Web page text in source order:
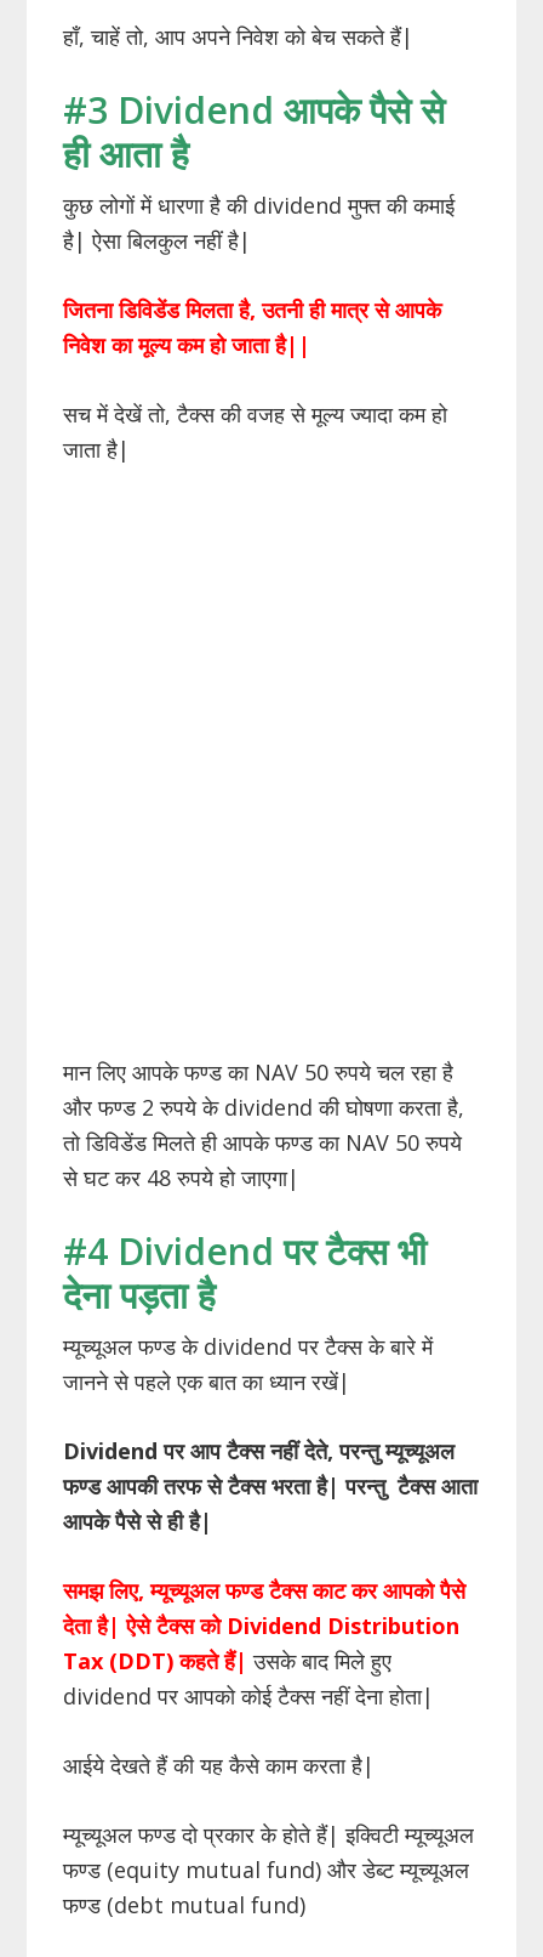
हाँ, चाहें तो, आप अपने निवेश को बेच सकते हैं|
#3 Dividend आपके पैसे से
ही आता है
कुछ लोगों में धारणा है की dividend मुफ्त की कमाई
है| ऐसा बिलकुल नहीं है|
जितना डिविडेंड मिलता है, उतनी ही मात्र से आपके
निवेश का मूल्य कम हो जाता है||
सच में देखें तो, टैक्स की वजह से मूल्य ज्यादा कम हो
जाता है|
मान लिए आपके फण्ड का NAV 50 रुपये चल रहा है
और फण्ड 2 रुपये के dividend की घोषणा करता है,
तो डिविडेंड मिलते ही आपके फण्ड का NAV 50 रुपये
से घट कर 48 रुपये हो जाएगा|
#4 Dividend पर टैक्स भी
देना पड़ता है
म्यूच्यूअल फण्ड के dividend पर टैक्स के बारे में
जानने से पहले एक बात का ध्यान रखें|
Dividend पर आप टैक्स नहीं देते, परन्तु म्यूच्यूअल
फण्ड आपकी तरफ से टैक्स भरता है| परन्तु टैक्स आता
आपके पैसे से ही है|
समझ लिए, म्यूच्यूअल फण्ड टैक्स काट कर आपको पैसे
देता है| ऐसे टैक्स को Dividend Distribution
Tax (DDT) कहते हैं| उसके बाद मिले हुए
dividend पर आपको कोई टैक्स नहीं देना होता|
आईये देखते हैं की यह कैसे काम करता है|
म्यूच्यूअल फण्ड दो प्रकार के होते हैं| इक्विटी म्यूच्यूअल
फण्ड (equity mutual fund) और डेब्ट म्यूच्यूअल
फण्ड (debt mutual fund)